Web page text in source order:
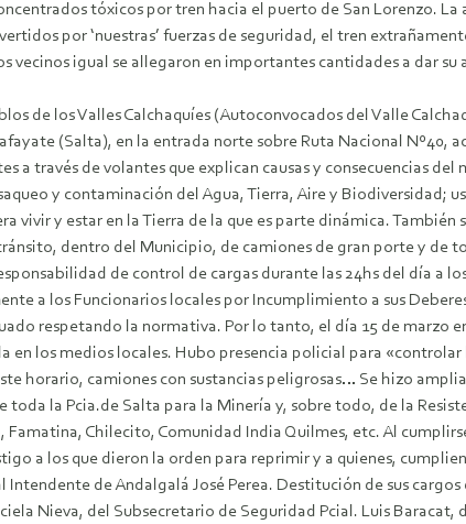
tóxicos por tren hacia el puerto de San Lorenzo.
por ‘nuestras’ fuerzas de seguridad, el tren
vecinos igual se allegaron en importantes cantidades a dar su
de los Valles Calchaquíes (Autoconvocados del Valle
(Salta), en la entrada norte sobre Ruta Nacional Nº40,
a través de volantes que explican causas y consecuencias
y contaminación del Agua, Tierra, Aire y
vivir y estar en la Tierra de la que es parte dinámica.
dentro del Municipio, de camiones de gran porte y de
de control de cargas durante las 24hs del día a
a los Funcionarios locales por Incumplimiento a sus
respetando la normativa. Por lo tanto, el día 15 de marzo
en los medios locales. Hubo presencia policial para
horario, camiones con sustancias peligrosas… Se hizo
toda la Pcia.de Salta para la Minería y, sobre todo, de la
Famatina, Chilecito, Comunidad India Quilmes, etc. Al
a los que dieron la orden para reprimir y a quienes,
de Andalgalá José Perea. Destitución de sus
Nieva, del Subsecretario de Seguridad Pcial. Luis